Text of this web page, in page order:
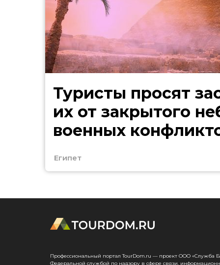
Туристы просят
их от закрытого
военных
Египет
Профессиональный портал TourDom.ru — проект ООО «Служба
Федеральной службой по надзору в сфере связи,